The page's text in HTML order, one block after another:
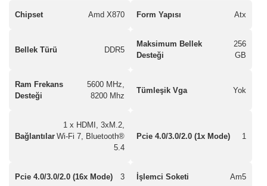
Chipset Amd X870 Form Yapısı Atx
Bellek Türü DDR5
Maksimum Bellek
Desteği
256
GB
Ram Frekans
Desteği
5600 MHz,
8200 Mhz
Tümleşik Vga Yok
Bağlantılar
1 x HDMI, 3xM.2,
Wi-Fi 7, Bluetooth®
5.4
Pcie 4.0/3.0/2.0 (1x Mode) 1
Pcie 4.0/3.0/2.0 (16x Mode) 3 İşlemci Soketi Am5